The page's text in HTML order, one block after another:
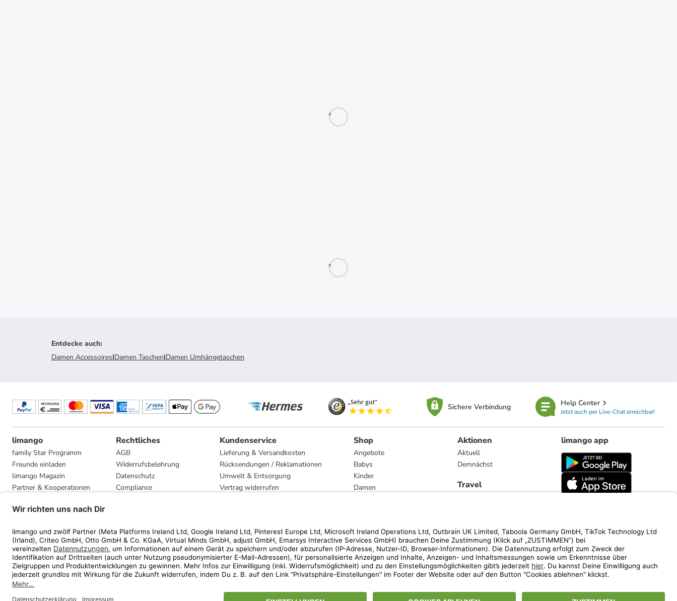
Entdecke auch:
Damen Accessoires|Damen Taschen|Damen Umhängetaschen
Sichere Verbindung Help Center
Jetzt auch per Live-Chat erreichbar!
limango
family Star Programm
Freunde einladen
limango Magazin
Partner & Kooperationen
Presse
Rechtliches
AGB
Widerrufsbelehrung
Datenschutz
Compliance
Kundenservice
Lieferung & Versandkosten
Rücksendungen / Reklamationen
Umwelt & Entsorgung
Vertrag widerrufen
Shop
Angebote
Babys
Kinder
Damen
Marken
Aktionen
Aktuell
Demnächst
Travel
limango app
limango.nl limango.pl
* Streichpreise entsprechen der unverbindlichen Preisempfehlung des Herstellers. Prozentangaben beziehen sich auf den Streichpreis.